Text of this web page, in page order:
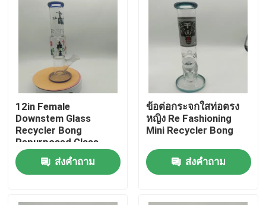
12in Female
Downstem Glass
Recycler Bong
Repurposed Glass
Water Pipe Bongs
ส่งคำถาม
ข้อต่อกระจกใสท่อตรง
หญิง Re Fashioning
Mini Recycler Bong
ส่งคำถาม